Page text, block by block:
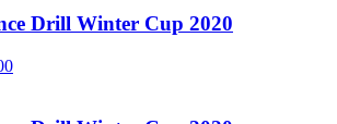
Drill Winter Cup 2020